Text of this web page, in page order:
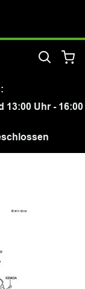
13:00 Uhr - 16:00